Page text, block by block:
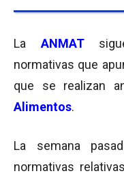
La ANMAT
normativas que
que se realizan
Alimentos.
La semana
normativas